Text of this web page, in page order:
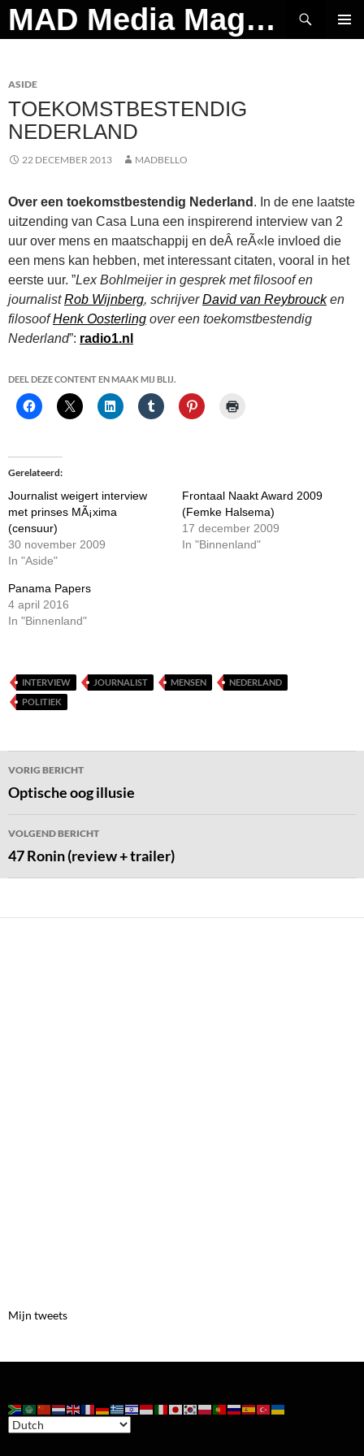
Ga
naar
MAD Media Magazine
Zoeken
ASIDE
TOEKOMSTBESTENDIG
NEDERLAND
22 DECEMBER 2013 MADBELLO
Over een toekomstbestendig Nederland . In de ene laatste
uitzending van Casa Luna een inspirerend interview van 2
uur over mens en maatschappij en deÂ reÃ«le invloed die
een mens kan hebben, met interessant citaten, vooral in het
eerste uur. ”Lex Bohlmeijer in gesprek met filosoof en
journalistRob Wijnberg, schrijverDavid van Reybroucken
filosoofHenk Oosterling over een toekomstbestendig
Nederland”: radio1.nl
DEEL DEZE CONTENT EN MAAK MIJ BLIJ.
Gerelateerd
Journalist weigert interview
met prinses MÃ¡xima
(censuur)
30 november 2009
In "Aside"
Frontaal Naakt Award 2009
(Femke Halsema)
17 december 2009
In "Binnenland"
Panama Papers
4 april 2016
In "Binnenland"
INTERVIEW JOURNALIST MENSEN
NEDERLAND
POLITIEK
Bericht
navigatie
VORIG BERICHT
Optische oog illusie
VOLGEND BERICHT
47 Ronin (review + trailer)
Mijn tweets